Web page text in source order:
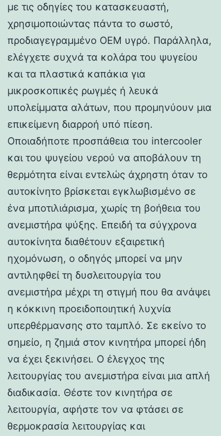
με τις οδηγίες του κατασκευαστή,
χρησιμοποιώντας πάντα το σωστό,
προδιαγεγραμμένο OEM υγρό. Παράλληλα,
ελέγχετε συχνά τα κολάρα του ψυγείου
και τα πλαστικά καπάκια για
μικροσκοπικές ρωγμές ή λευκά
υπολείμματα αλάτων, που προμηνύουν μια
επικείμενη διαρροή υπό πίεση.
Οποιαδήποτε προσπάθεια του intercooler
και του ψυγείου νερού να αποβάλουν τη
θερμότητα είναι εντελώς άχρηστη όταν το
αυτοκίνητο βρίσκεται εγκλωβισμένο σε
ένα μποτιλιάρισμα, χωρίς τη βοήθεια του
ανεμιστήρα ψύξης. Επειδή τα σύγχρονα
αυτοκίνητα διαθέτουν εξαιρετική
ηχομόνωση, ο οδηγός μπορεί να μην
αντιληφθεί τη δυσλειτουργία του
ανεμιστήρα μέχρι τη στιγμή που θα ανάψει
η κόκκινη προειδοποιητική λυχνία
υπερθέρμανσης στο ταμπλό. Σε εκείνο το
σημείο, η ζημιά στον κινητήρα μπορεί ήδη
να έχει ξεκινήσει. Ο έλεγχος της
λειτουργίας του ανεμιστήρα είναι μια απλή
διαδικασία. Θέστε τον κινητήρα σε
λειτουργία, αφήστε τον να φτάσει σε
θερμοκρασία λειτουργίας και